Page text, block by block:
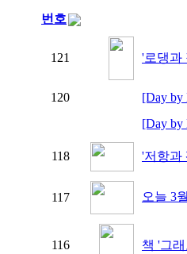
번호
121 '로댕과
120 [Day by
[Day by
118 '저항과
117 오늘 3
116 책 '그